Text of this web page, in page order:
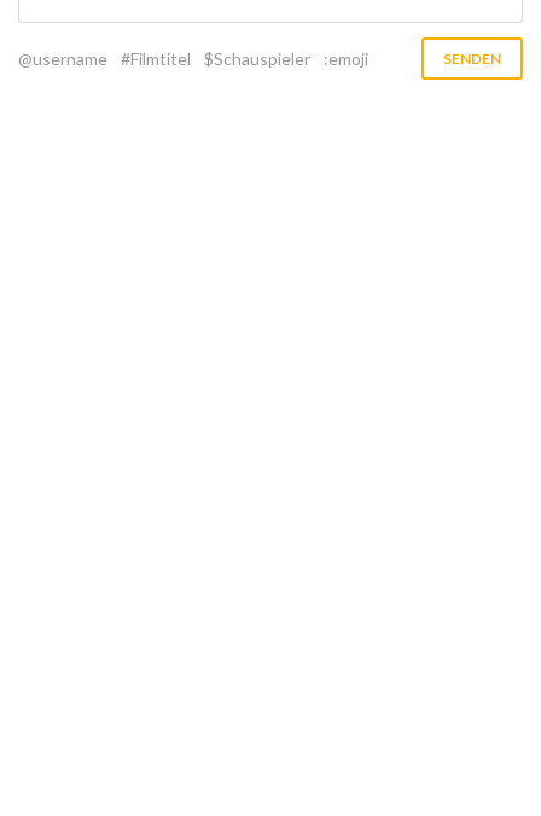
@username #Filmtitel $Schauspieler :emoji